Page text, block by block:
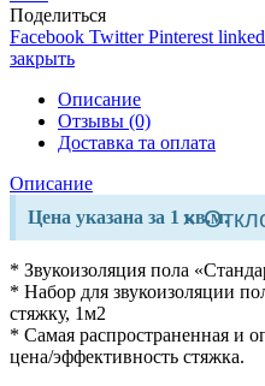
Поделиться
Facebook Twitter Pinterest
закрыть
Описание
Отзывы (0)
Доставка та оплата
Описание
Цена указана за 1 кв.м.
×
* Звукоизоляция пола
* Набор для звукоизоляции
стяжку, 1м2
* Самая распространенная и
цена/эффективность стяжка.